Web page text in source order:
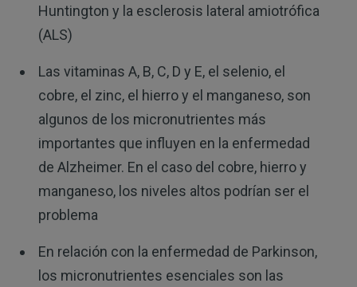
Huntington y la esclerosis lateral amiotrófica
(ALS)
Las vitaminas A, B, C, D y E, el selenio, el
cobre, el zinc, el hierro y el manganeso, son
algunos de los micronutrientes más
importantes que influyen en la enfermedad
de Alzheimer. En el caso del cobre, hierro y
manganeso, los niveles altos podrían ser el
problema
En relación con la enfermedad de Parkinson,
los micronutrientes esenciales son las